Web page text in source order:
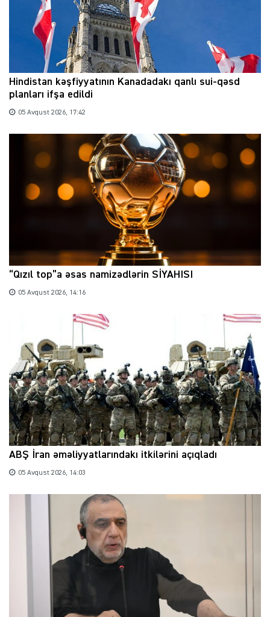
Hindistan kəşfiyyatının Kanadadakı qanlı sui-qəsd
planları ifşa edildi
05 Avqust 2026, 17:42
“Qızıl top”a əsas namizədlərin SİYAHISI
05 Avqust 2026, 14:16
ABŞ İran əməliyyatlarındakı itkilərini açıqladı
05 Avqust 2026, 14:03